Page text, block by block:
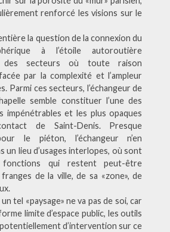
renforcé les visions sur le
la question de la connexion du
à l’étoile autoroutière
des secteurs où toute raison
par la complexité et l’ampleur
Parmi ces secteurs, l’échangeur de
semble constituer l’une des
impénétrables et les plus opaques
de Saint-Denis. Presque
le piéton, l’échangeur n’en
un lieu d’usages interlopes, où sont
fonctions qui restent peut-être
de la ville, de sa «zone», de
tel «paysage» ne va pas de soi, car
limite d’espace public, les outils
d’intervention sur ce